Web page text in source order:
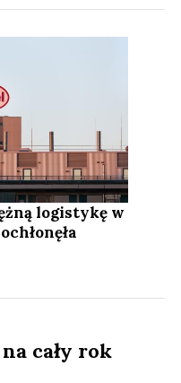
logistykę w
cały rok